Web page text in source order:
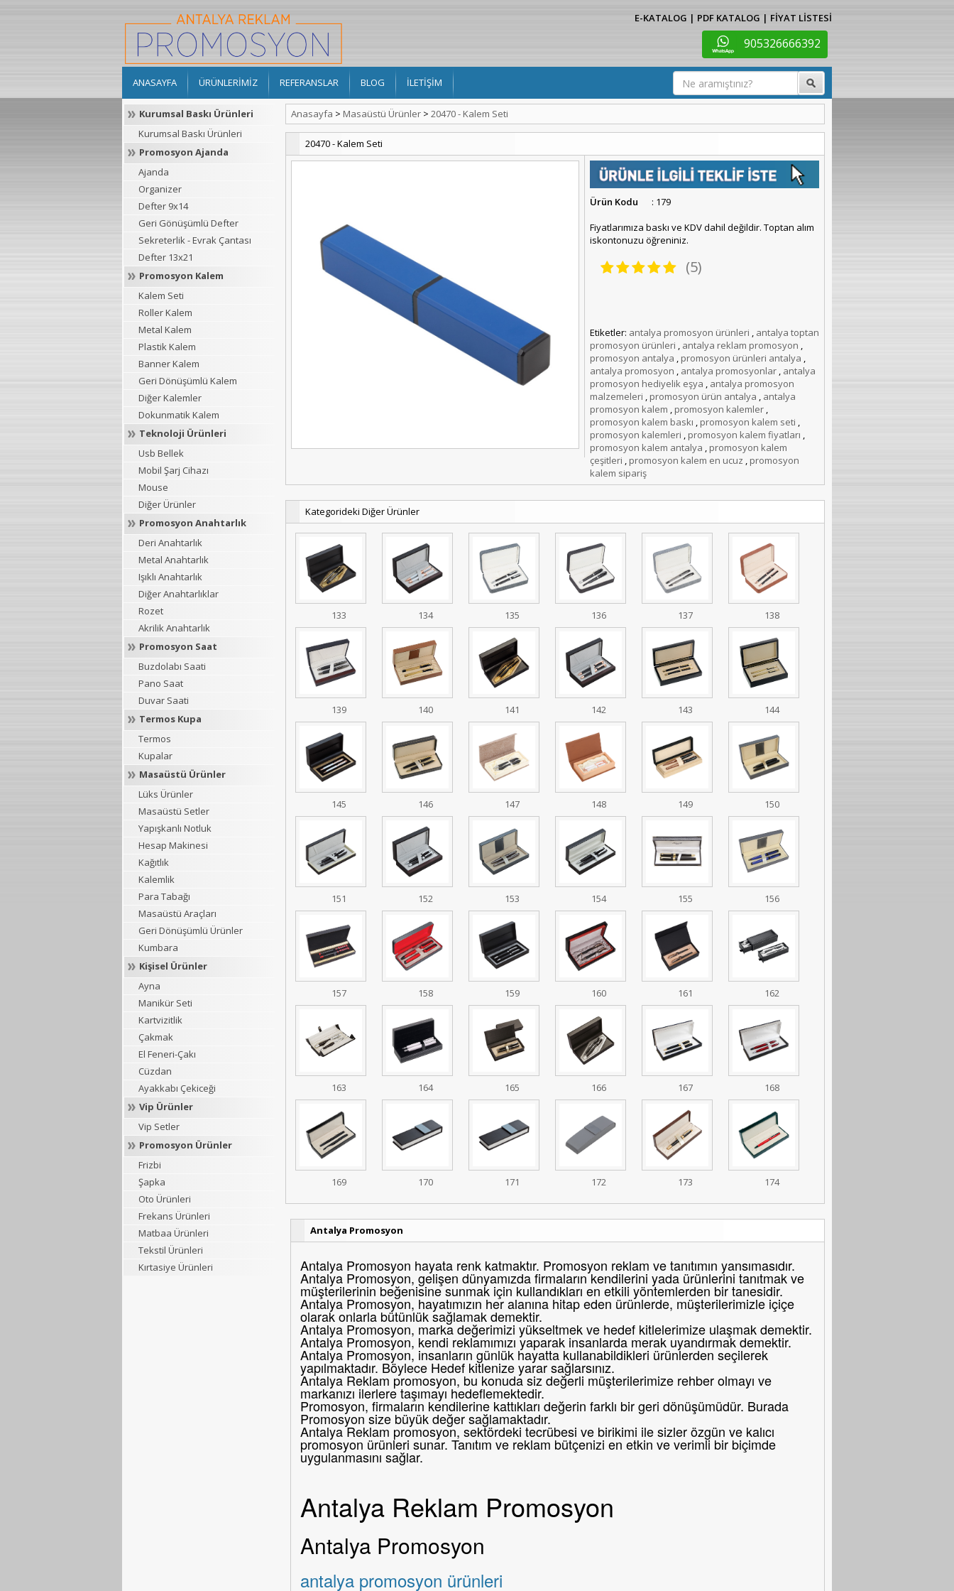
E-KATALOG | PDF KATALOG | FİYAT LİSTESİ
905326666392
ANASAYFA ÜRÜNLERİMİZ REFERANSLAR BLOG İLETİŞİM
Kurumsal Baskı Ürünleri
Kurumsal Baskı Ürünleri
Promosyon Ajanda
Ajanda
Organizer
Defter 9x14
Geri Gönüşümlü Defter
Sekreterlik - Evrak Çantası
Defter 13x21
Promosyon Kalem
Kalem Seti
Roller Kalem
Metal Kalem
Plastik Kalem
Banner Kalem
Geri Dönüşümlü Kalem
Diğer Kalemler
Dokunmatik Kalem
Teknoloji Ürünleri
Usb Bellek
Mobil Şarj Cihazı
Mouse
Diğer Ürünler
Promosyon Anahtarlık
Deri Anahtarlık
Metal Anahtarlık
Işıklı Anahtarlık
Diğer Anahtarlıklar
Rozet
Akrilik Anahtarlık
Promosyon Saat
Buzdolabı Saati
Pano Saat
Duvar Saati
Termos Kupa
Termos
Kupalar
Masaüstü Ürünler
Lüks Ürünler
Masaüstü Setler
Yapışkanlı Notluk
Hesap Makinesi
Kağıtlık
Kalemlik
Para Tabağı
Masaüstü Araçları
Geri Dönüşümlü Ürünler
Kumbara
Kişisel Ürünler
Ayna
Manikür Seti
Kartvizitlik
Çakmak
El Feneri-Çakı
Cüzdan
Ayakkabı Çekiceği
Vip Ürünler
Vip Setler
Promosyon Ürünler
Frizbi
Şapka
Oto Ürünleri
Frekans Ürünleri
Matbaa Ürünleri
Tekstil Ürünleri
Kırtasiye Ürünleri
Anasayfa > Masaüstü Ürünler > 20470 - Kalem Seti
20470 - Kalem Seti
Ürün Kodu
: 179
Fiyatlarımıza baskı ve KDV dahil değildir. Toptan alım
iskontonuzu öğreniniz.
(5)
Etiketler: antalya promosyon ürünleri , antalya toptan
promosyon ürünleri , antalya reklam promosyon ,
promosyon antalya , promosyon ürünleri antalya ,
antalya promosyon , antalya promosyonlar, antalya
promosyon hediyelik eşya , antalya promosyon
malzemeleri , promosyon ürün antalya , antalya
promosyon kalem , promosyon kalemler,
promosyon kalem baskı , promosyon kalem seti ,
promosyon kalemleri , promosyon kalem fiyatları ,
promosyon kalem antalya , promosyon kalem
çeşitleri , promosyon kalem en ucuz , promosyon
kalem sipariş
Kategorideki Diğer Ürünler
133 134 135 136 137 138
139 140 141 142 143 144
145 146 147 148 149 150
151 152 153 154 155 156
157 158 159 160 161 162
163 164 165 166 167 168
169 170 171 172 173 174
Antalya Promosyon
Antalya Promosyon hayata renk katmaktır. Promosyon reklam ve tanıtımın yansımasıdır.
Antalya Promosyon, gelişen dünyamızda firmaların kendilerini yada ürünlerini tanıtmak ve
müşterilerinin beğenisine sunmak için kullandıkları en etkili yöntemlerden bir tanesidir.
Antalya Promosyon, hayatımızın her alanına hitap eden ürünlerde, müşterilerimizle içiçe
olarak onlarla bütünlük sağlamak demektir.
Antalya Promosyon, marka değerimizi yükseltmek ve hedef kitlelerimize ulaşmak demektir.
Antalya Promosyon, kendi reklamımızı yaparak insanlarda merak uyandırmak demektir.
Antalya Promosyon, insanların günlük hayatta kullanabildikleri ürünlerden seçilerek
yapılmaktadır. Böylece Hedef kitlenize yarar sağlarsınız.
Antalya Reklam promosyon, bu konuda siz değerli müşterilerimize rehber olmayı ve
markanızı ilerlere taşımayı hedeflemektedir.
Promosyon, firmaların kendilerine kattıkları değerin farklı bir geri dönüşümüdür. Burada
Promosyon size büyük değer sağlamaktadır.
Antalya Reklam promosyon, sektördeki tecrübesi ve birikimi ile sizler özgün ve kalıcı
promosyon ürünleri sunar. Tanıtım ve reklam bütçenizi en etkin ve verimli bir biçimde
uygulanmasını sağlar.
Antalya Reklam Promosyon
Antalya Promosyon
antalya promosyon ürünleri